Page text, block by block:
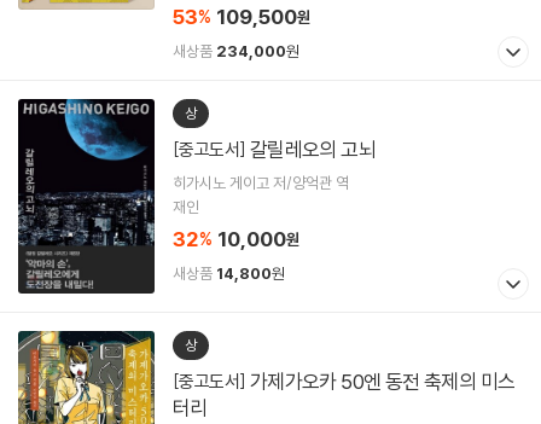
53% 109,500원
새상품 234,000원
상
[중고도서] 갈릴레오의 고뇌
히가시노 게이고 저/양억관 역
재인
32% 10,000원
새상품 14,800원
상
[중고도서]
터리